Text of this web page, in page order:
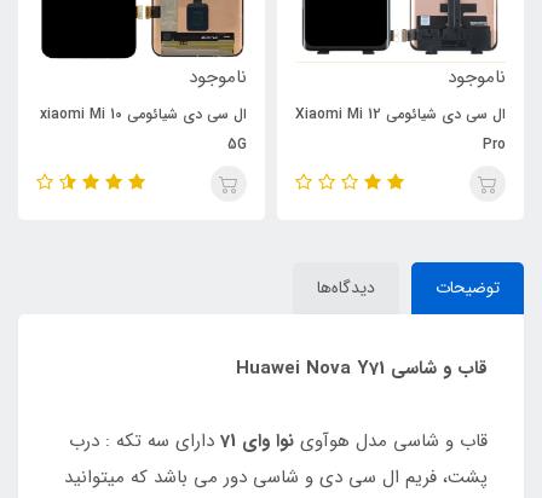
ناموجود
ال سی دی شیائومی Xiaomi Mi 12
Pro
ناموجود
ال سی دی شیائومی xiaomi Mi 10
5G
توضیحات دیدگاه‌ها
قاب و شاسی Huawei Nova Y71
قاب و شاسی مدل هوآوی نوا وای 71
دارای سه تکه : درب
پشت، فریم ال سی دی و شاسی دور می باشد که میتوانید